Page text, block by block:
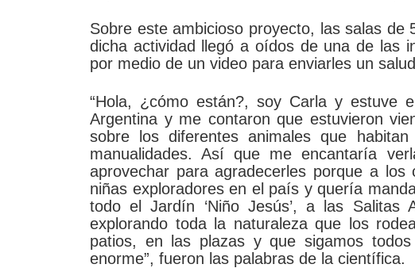
Sobre este ambicioso proyecto, las salas
dicha actividad llegó a oídos de una de las
por medio de un video para enviarles un
“Hola, ¿cómo están?, soy Carla y estuve
Argentina y me contaron que estuvieron
sobre los diferentes animales que
manualidades. Así que me encantaría
aprovechar para agradecerles porque a
niñas exploradores en el país y quería
todo el Jardín ‘Niño Jesús’, a las Salitas
explorando toda la naturaleza que los
patios, en las plazas y que sigamos
enorme”, fueron las palabras de la científica.